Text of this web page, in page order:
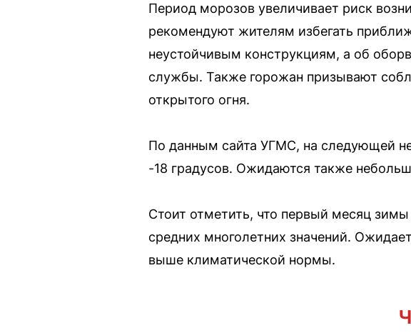
Период морозов увеличивает риск
рекомендуют жителям избегать
неустойчивым конструкциям, а об
службы. Также горожан призывают
открытого огня.
По данным сайта УГМС, на следующей
-18 градусов. Ожидаются также
Стоит отметить, что первый месяц
средних многолетних значений.
выше климатической нормы.